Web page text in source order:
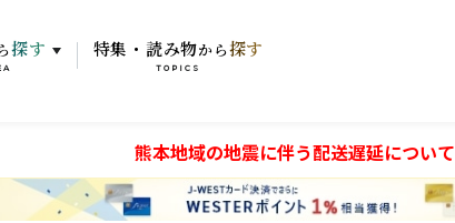
探す 特集・読み物から 探す
TOPICS
熊本地域の地震に伴う配送遅延について